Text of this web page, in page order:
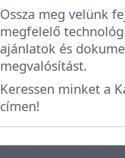
Ossza meg velünk
megfelelő
ajánlatok és
megvalósítást.
Keressen minket a
címen!